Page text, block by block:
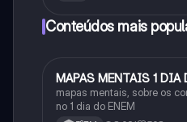
Conteúdos mais
Português
MAPAS MENTAIS 1 DIA
mapas mentais, sobre os
no 1 dia do ENEM